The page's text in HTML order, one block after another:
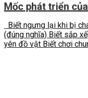
Mốc phát triển
Biết ngưng lại khi bị
(đúng nghĩa) Biết sắp
yên đồ vật Biết chơi